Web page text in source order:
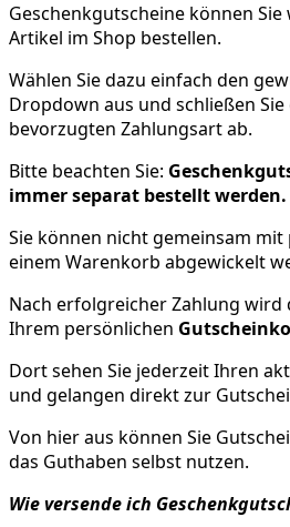
Geschenkgutscheine können
Artikel im Shop bestellen.
Wählen Sie dazu einfach den
Dropdown aus und schließen
bevorzugten Zahlungsart ab.
Bitte beachten Sie:
immer separat bestellt werden.
Sie können nicht gemeinsam
einem Warenkorb abgewickelt
Nach erfolgreicher Zahlung
Ihrem persönlichen
Dort sehen Sie jederzeit Ihren
und gelangen direkt zur
Von hier aus können Sie
das Guthaben selbst nutzen.
Wie versende ich